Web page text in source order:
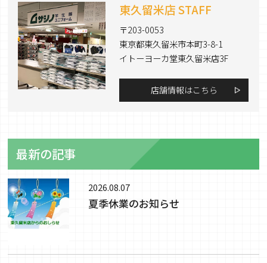
東久留米店 STAFF
〒203-0053
東京都東久留米市本町3-8-1
イトーヨーカ堂東久留米店3F
店舗情報はこちら
最新の記事
2026.08.07
夏季休業のお知らせ